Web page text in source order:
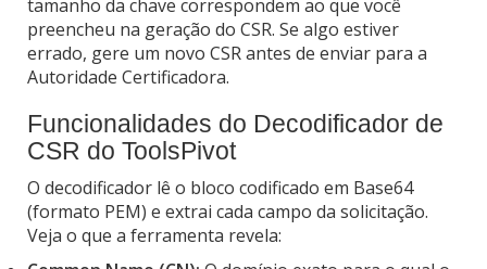
tamanho da chave correspondem ao que você
preencheu na geração do CSR. Se algo estiver
errado, gere um novo CSR antes de enviar para a
Autoridade Certificadora.
Funcionalidades do Decodificador de
CSR do ToolsPivot
O decodificador lê o bloco codificado em Base64
(formato PEM) e extrai cada campo da solicitação.
Veja o que a ferramenta revela: